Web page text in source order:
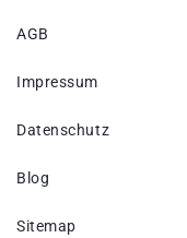
AGB
Impressum
Datenschutz
Blog
Sitemap